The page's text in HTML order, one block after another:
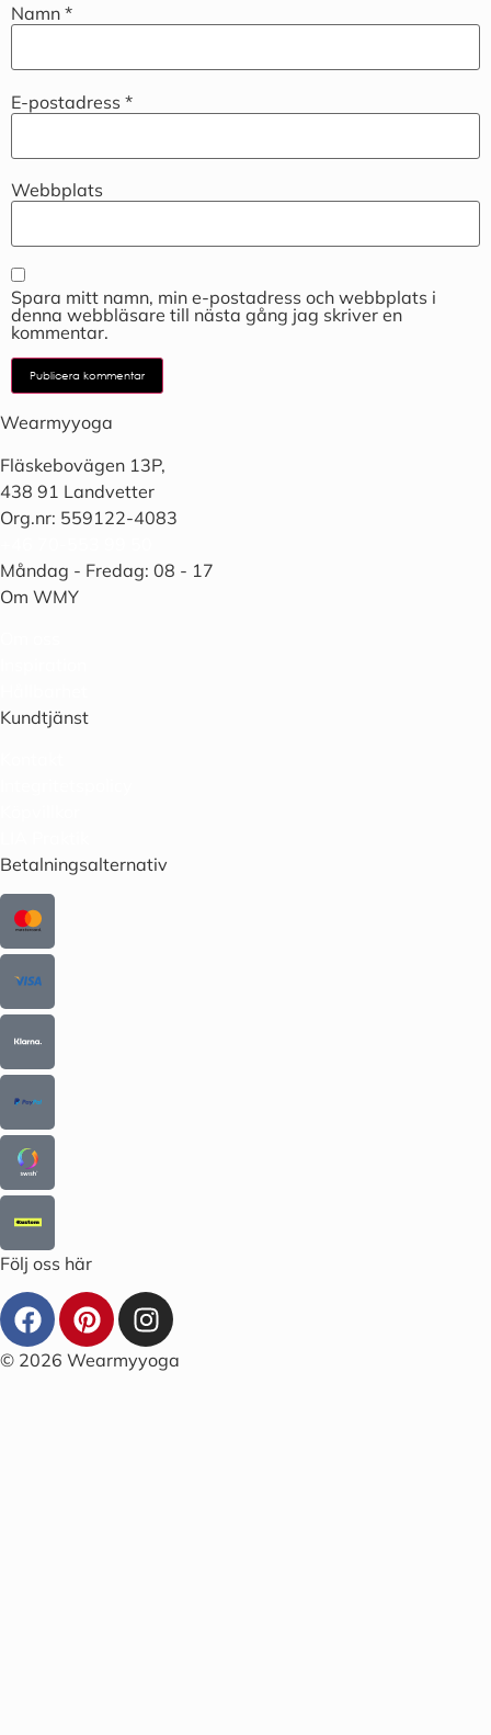
Namn *
E-postadress *
Webbplats
Spara mitt namn, min e-postadress och webbplats i
denna webbläsare till nästa gång jag skriver en
kommentar.
Wearmyyoga
Fläskebovägen 13P,
438 91 Landvetter
Org.nr: 559122-4083
Måndag - Fredag: 08 - 17
Om WMY
Kundtjänst
Betalningsalternativ
Följ oss här
© 2026 Wearmyyoga